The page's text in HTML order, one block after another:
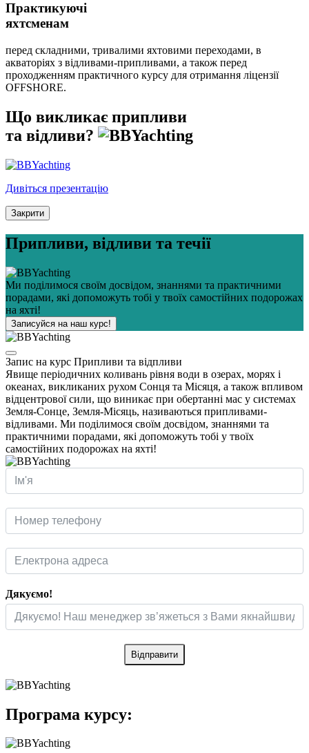
Практикуючі
яхтсменам
перед складними, тривалими яхтовими переходами, в
акваторіях з відливами-припливами, а також перед
проходженням практичного курсу для отримання ліцензії
OFFSHORE.
Що викликає припливи
та відливи?
Дивіться презентацію
Закрити
Припливи, відливи та течії
Ми поділимося своїм досвідом, знаннями та практичними
порадами, які допоможуть тобі у твоїх самостійних подорожах
на яхті!
Записуйся на наш курс!
Запис на курс Припливи та відпливи
Явище періодичних коливань рівня води в озерах, морях і
океанах, викликаних рухом Сонця та Місяця, а також впливом
відцентрової сили, що виникає при обертанні мас у системах
Земля-Сонце, Земля-Місяць, називаються припливами-
відливами. Ми поділимося своїм досвідом, знаннями та
практичними порадами, які допоможуть тобі у твоїх
самостійних подорожах на яхті!
Дякуємо!
Відправити
Програма курсу: